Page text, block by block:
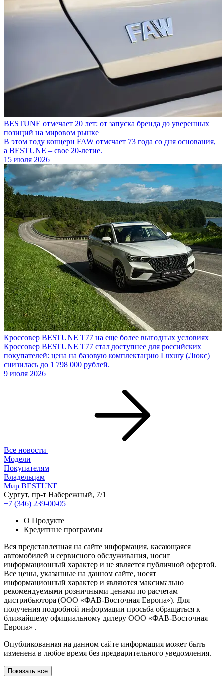
BESTUNE отмечает 20 лет: от запуска бренда до уверенных
позиций на мировом рынке
В этом году концерн FAW отмечает 73 года со дня основания,
а BESTUNE – свое 20-летие.
15 июля 2026
Кроссовер BESTUNE T77 на еще более выгодных условиях
Кроссовер BESTUNE T77 стал доступнее для российских
покупателей: цена на базовую комплектацию Luxury (Люкс)
снизилась до 1 798 000 рублей.
9 июля 2026
Все новости
Модели
Покупателям
Владельцам
Мир BESTUNE
Сургут, пр-т Набережный, 7/1
+7 (346) 239-00-05
О Продукте
Кредитные программы
Вся представленная на сайте информация, касающаяся
автомобилей и сервисного обслуживания, носит
информационный характер и не является публичной офертой.
Все цены, указанные на данном сайте, носят
информационный характер и являются максимально
рекомендуемыми розничными ценами по расчетам
дистрибьютора (ООО «ФАВ-Восточная Европа»). Для
получения подробной информации просьба обращаться к
ближайшему официальному дилеру ООО «ФАВ-Восточная
Европа» .
Опубликованная на данном сайте информация может быть
изменена в любое время без предварительного уведомления.
Показать все